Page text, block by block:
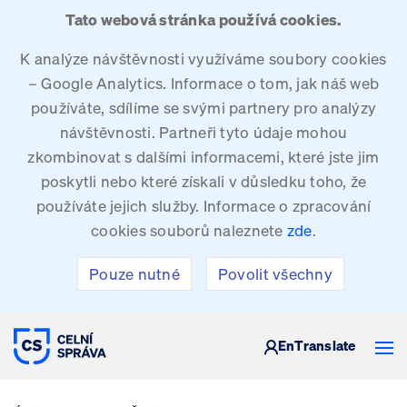
Tato webová stránka používá cookies.
K analýze návštěvnosti využíváme soubory cookies
– Google Analytics. Informace o tom, jak náš web
používáte, sdílíme se svými partnery pro analýzy
návštěvnosti. Partneři tyto údaje mohou
zkombinovat s dalšími informacemi, které jste jim
poskytli nebo které získali v důsledku toho, že
používáte jejich služby. Informace o zpracování
cookies souborů naleznete zde.
Pouze nutné Povolit všechny
CELNÍ SPRÁVA ČESKÉ REPUBLIKY
EnTranslate